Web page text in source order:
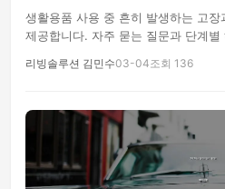
생활용품 사용 중 흔히 발생하는 고
제공합니다. 자주 묻는 질문과 단계
리빙솔루션 김민수03-04조회 136